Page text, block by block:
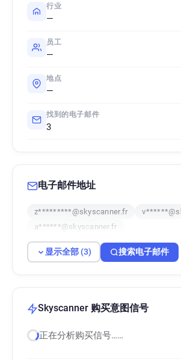
行业
—
员工
—
地点
—
找到的电子邮件
3
电子邮件地址
z*********@skyscanner.fr
a******@skyscanner.fr
显示全部 (3) 搜索电子邮件
Skyscanner 购买意图信号
正在分析购买信号……